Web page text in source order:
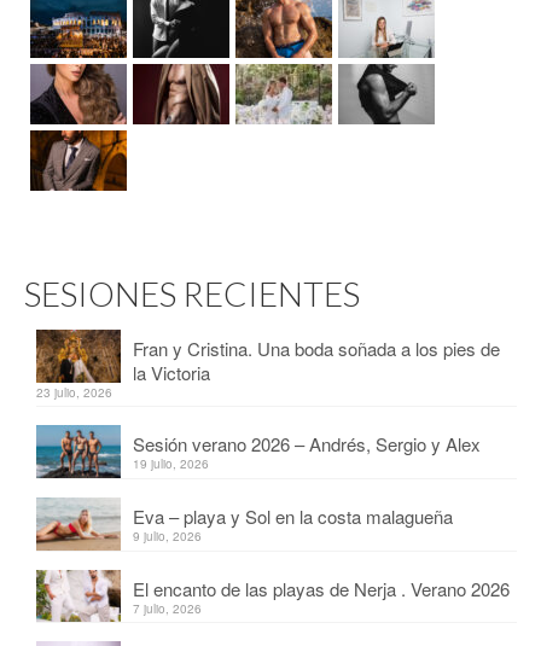
SESIONES RECIENTES
Fran y Cristina. Una boda soñada a los pies de
la Victoria
23 julio, 2026
Sesión verano 2026 – Andrés, Sergio y Alex
19 julio, 2026
Eva – playa y Sol en la costa malagueña
9 julio, 2026
El encanto de las playas de Nerja . Verano 2026
7 julio, 2026